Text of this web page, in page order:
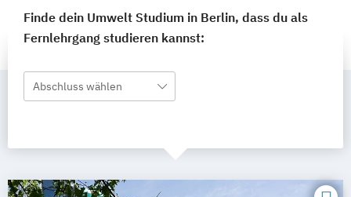
Finde dein Umwelt Studium in Berlin, dass du als
Fernlehrgang studieren kannst:
Abschluss wählen